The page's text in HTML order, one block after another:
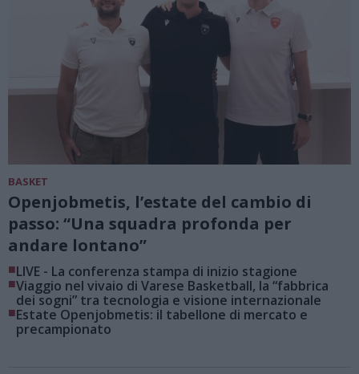
BASKET
Openjobmetis, l’estate del cambio di
passo: “Una squadra profonda per
andare lontano”
■LIVE - La conferenza stampa di inizio stagione
■Viaggio nel vivaio di Varese Basketball, la “fabbrica
dei sogni” tra tecnologia e visione internazionale
■Estate Openjobmetis: il tabellone di mercato e
precampionato